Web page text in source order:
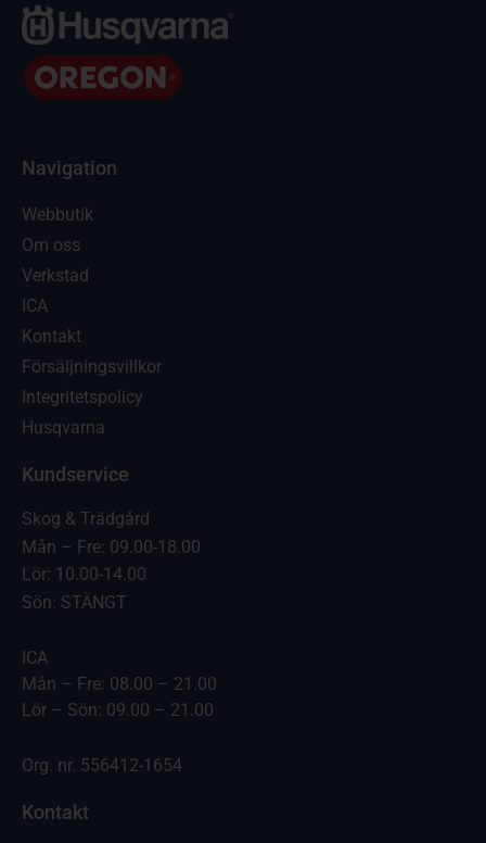
Navigation
Webbutik
Om oss
Verkstad
ICA
Kontakt
Försäljningsvillkor
Integritetspolicy
Husqvarna
Kundservice
Skog & Trädgård
Mån – Fre: 09.00-18.00
Lör: 10.00-14.00
Sön: STÄNGT
ICA
Mån – Fre: 08.00 – 21.00
Lör – Sön: 09.00 – 21.00
Org. nr. 556412-1654
Kontakt